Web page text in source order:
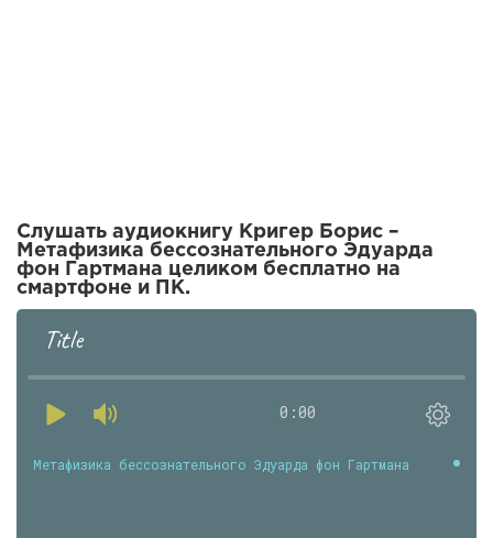
Слушать аудиокнигу Кригер Борис –
Метафизика бессознательного Эдуарда
фон Гартмана целиком бесплатно на
смартфоне и ПК.
Title
0:00
Метафизика бессознательного Эдуарда фон Гартмана